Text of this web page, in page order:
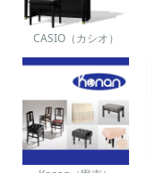
CASIO（カシオ）